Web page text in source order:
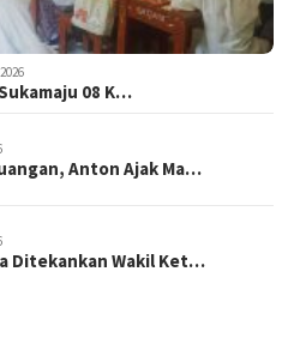
08 K…
Anton Ajak Ma…
Ditekankan Wakil Ket…